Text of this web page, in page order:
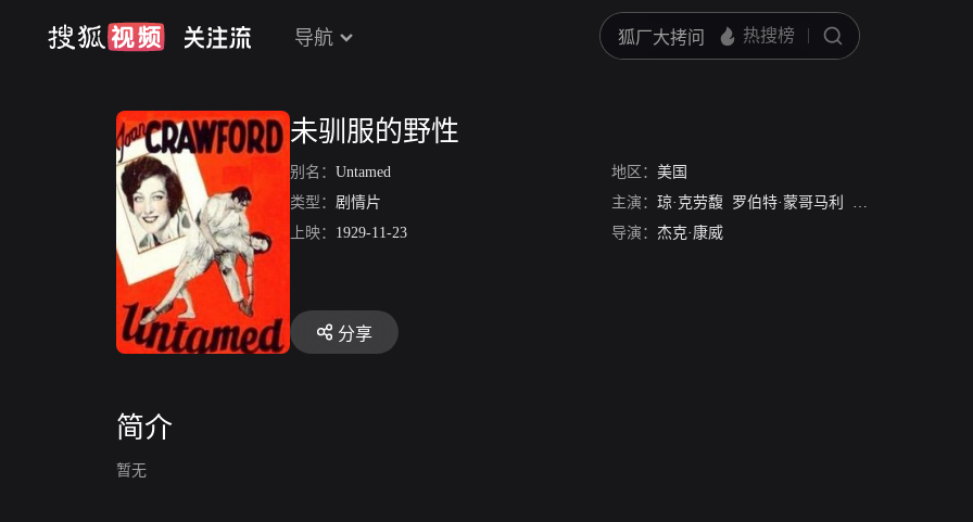
导航
未驯服的野性
别名： Untamed 地区： 美国
类型： 剧情片 主演： 琼·克劳馥 罗伯特·蒙哥马利 Ernest Torrence
上映： 1929-11-23 导演： 杰克·康威
分享
简介
暂无